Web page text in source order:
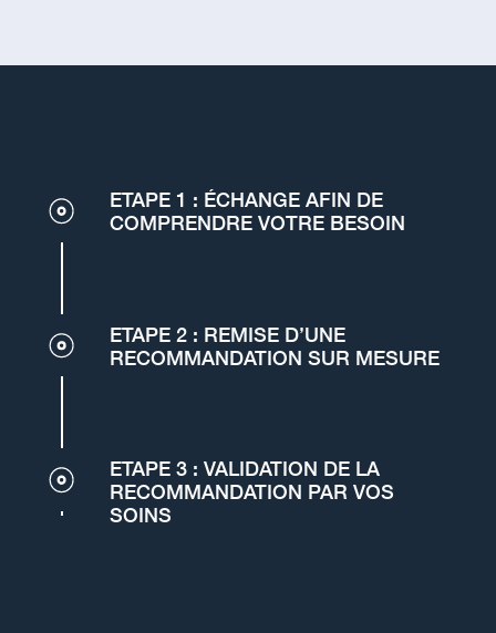
ETAPE 1 : ÉCHANGE AFIN DE
COMPRENDRE VOTRE BESOIN
ETAPE 2 : REMISE D’UNE
RECOMMANDATION SUR MESURE
ETAPE 3 : VALIDATION DE LA
RECOMMANDATION PAR VOS
SOINS